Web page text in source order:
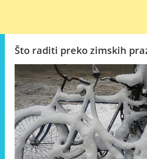
Što raditi preko zimskih